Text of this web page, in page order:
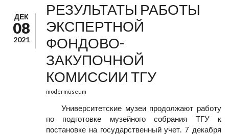
ДЕК
08
2021
РЕЗУЛЬТАТЫ РАБОТЫ
ЭКСПЕРТНОЙ
ФОНДОВО-
ЗАКУПОЧНОЙ
КОМИССИИ ТГУ
modermuseum
Университетские музеи продолжают работу
по подготовке музейного собрания ТГУ к
постановке на государственный учет. 7 декабря